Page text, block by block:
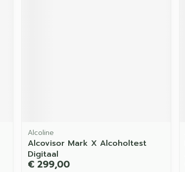
Alcoline
Alcovisor Mark X Alcoholtest
Digitaal
€ 299,00